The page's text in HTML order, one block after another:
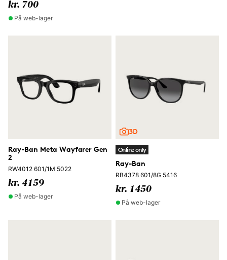
kr. 700
På web-lager
Ray-Ban Meta Wayfarer Gen
2
RW4012 601/1M 5022
kr. 4159
På web-lager
Online only
Ray-Ban
RB4378 601/8G 5416
kr. 1450
På web-lager